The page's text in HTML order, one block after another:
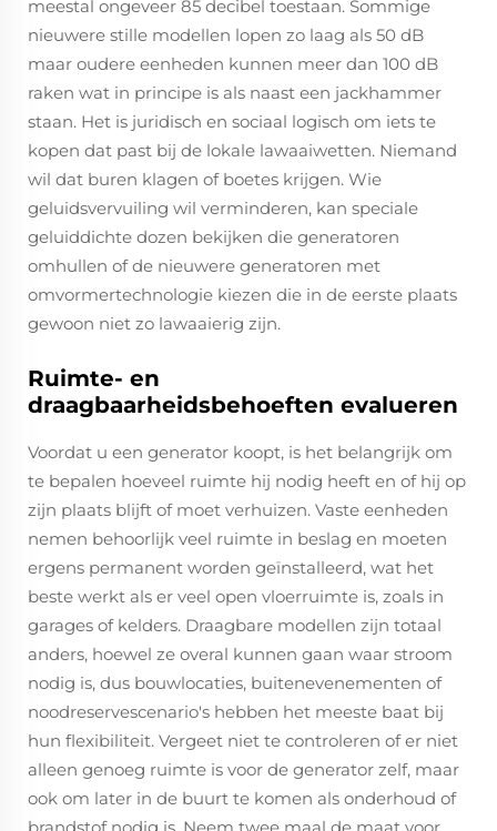
meestal ongeveer 85 decibel toestaan. Sommige
nieuwere stille modellen lopen zo laag als 50 dB
maar oudere eenheden kunnen meer dan 100 dB
raken wat in principe is als naast een jackhammer
staan. Het is juridisch en sociaal logisch om iets te
kopen dat past bij de lokale lawaaiwetten. Niemand
wil dat buren klagen of boetes krijgen. Wie
geluidsvervuiling wil verminderen, kan speciale
geluiddichte dozen bekijken die generatoren
omhullen of de nieuwere generatoren met
omvormertechnologie kiezen die in de eerste plaats
gewoon niet zo lawaaierig zijn.
Ruimte- en
draagbaarheidsbehoeften evalueren
Voordat u een generator koopt, is het belangrijk om
te bepalen hoeveel ruimte hij nodig heeft en of hij op
zijn plaats blijft of moet verhuizen. Vaste eenheden
nemen behoorlijk veel ruimte in beslag en moeten
ergens permanent worden geïnstalleerd, wat het
beste werkt als er veel open vloerruimte is, zoals in
garages of kelders. Draagbare modellen zijn totaal
anders, hoewel ze overal kunnen gaan waar stroom
nodig is, dus bouwlocaties, buitenevenementen of
noodreservescenario's hebben het meeste baat bij
hun flexibiliteit. Vergeet niet te controleren of er niet
alleen genoeg ruimte is voor de generator zelf, maar
ook om later in de buurt te komen als onderhoud of